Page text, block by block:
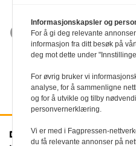
Den norske
Informasjonskapsler og
For å gi deg relevante
informasjon fra ditt besøk på
deg mot dette under
For øvrig bruker vi
analyse, for å sammenligne
og for å utvikle og tilby
personvernerklæring.
Vi er med i Fagpressen-
du få relevante annonser på